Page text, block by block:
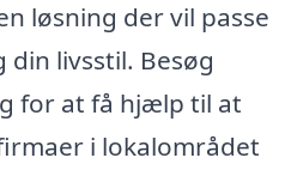
løsning der vil passe
livsstil. Besøg
for at få hjælp til at
i lokalområdet